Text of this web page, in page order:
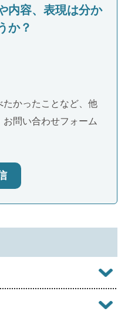
内容、表現は分か
か？
かったことなど、他
問い合わせフォーム